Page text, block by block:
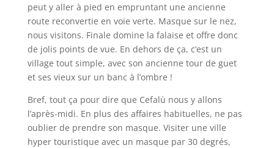
peut y aller à pied en empruntant une ancienne
route reconvertie en voie verte. Masque sur le nez,
nous visitons. Finale domine la falaise et offre donc
de jolis points de vue. En dehors de ça, c’est un
village tout simple, avec son ancienne tour de guet
et ses vieux sur un banc à l’ombre !
Bref, tout ça pour dire que Cefalù nous y allons
l’après-midi. En plus des affaires habituelles, ne pas
oublier de prendre son masque. Visiter une ville
hyper touristique avec un masque par 30 degrés,